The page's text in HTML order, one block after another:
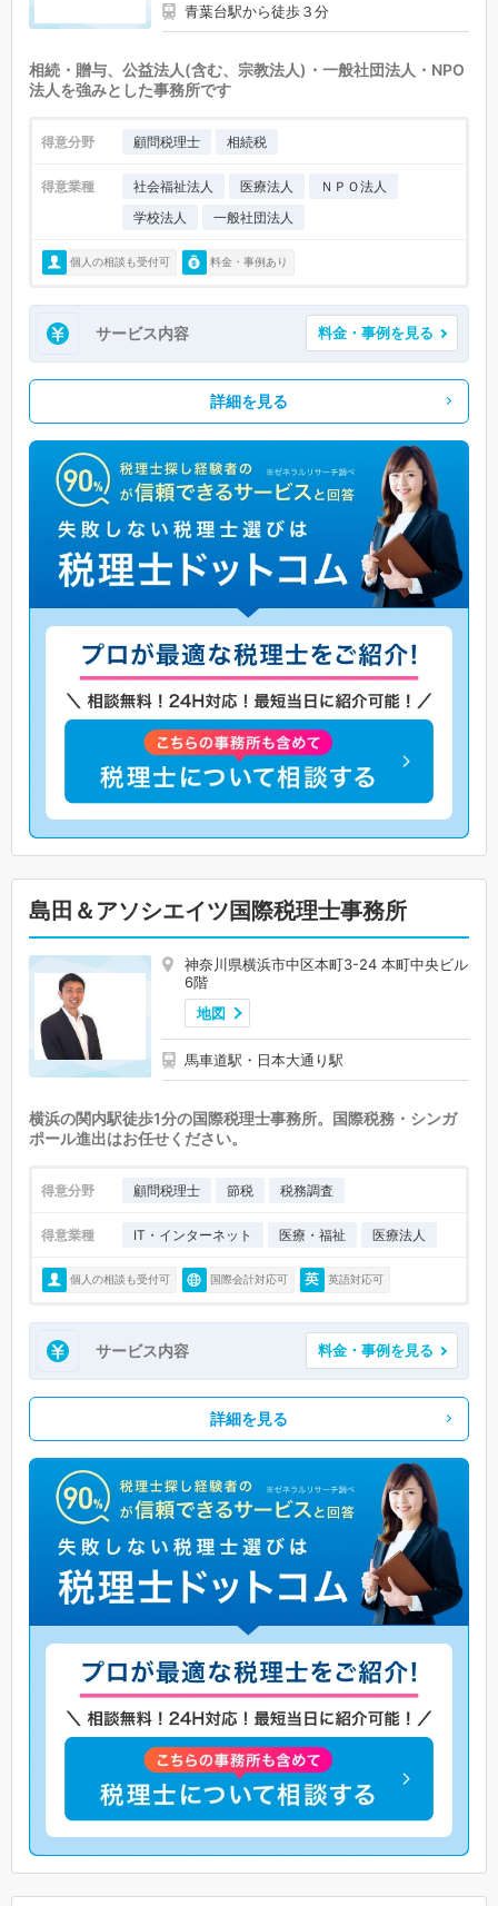
青葉台駅から徒歩３分
相続・贈与、公益法人(含む、宗教法人)・一般社団法人・NPO
法人を強みとした事務所です
得意分野 顧問税理士 相続税
得意業種 社会福祉法人 医療法人
ＮＰＯ法人
学校法人
一般社団法人
個人の相談も受付可 料金・事例あり
サービス内容 料金・事例を見る
詳細を見る
島田＆アソシエイツ国際税理士事務所
神奈川県横浜市中区本町3-24 本町中央ビル
6階
地図
馬車道駅・日本大通り駅
横浜の関内駅徒歩1分の国際税理士事務所。国際税務・シンガ
ポール進出はお任せください。
得意分野 顧問税理士 節税 税務調査
得意業種 IT・インターネット 医療・福祉 医療法人
個人の相談も受付可 国際会計対応可 英語対応可
サービス内容 料金・事例を見る
詳細を見る